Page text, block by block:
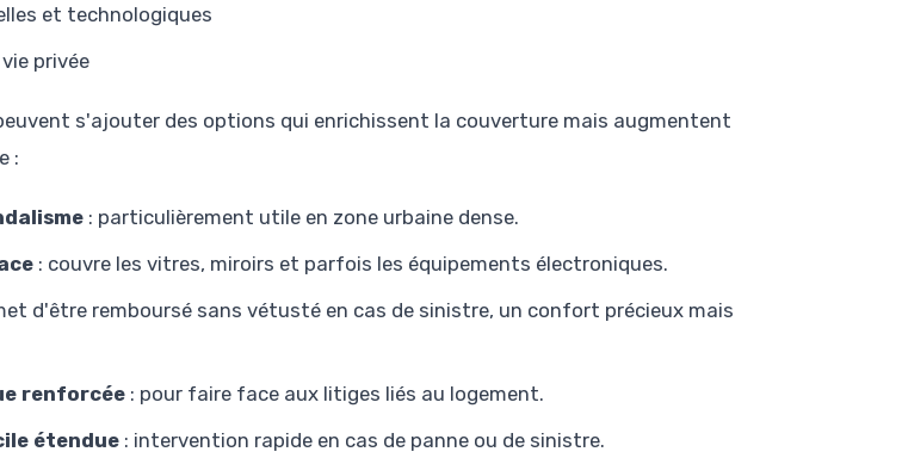
et technologiques
privée
s'ajouter des options qui enrichissent la couverture mais augmentent
:
: particulièrement utile en zone urbaine dense.
: couvre les vitres, miroirs et parfois les équipements électroniques.
d'être remboursé sans vétusté en cas de sinistre, un confort précieux mais
renforcée : pour faire face aux litiges liés au logement.
étendue : intervention rapide en cas de panne ou de sinistre.